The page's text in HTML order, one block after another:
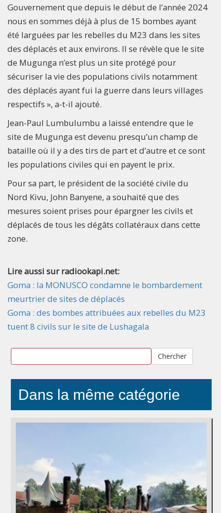
Gouvernement que depuis le début de l’année 2024
nous en sommes déjà à plus de 15 bombes ayant
été larguées par les rebelles du M23 dans les sites
des déplacés et aux environs. Il se révèle que le site
de Mugunga n’est plus un site protégé pour
sécuriser la vie des populations civils notamment
des déplacés ayant fui la guerre dans leurs villages
respectifs », a-t-il ajouté.
Jean-Paul Lumbulumbu a laissé entendre que le
site de Mugunga est devenu presqu’un champ de
bataille où il y a des tirs de part et d’autre et ce sont
les populations civiles qui en payent le prix.
Pour sa part, le président de la société civile du
Nord Kivu, John Banyene, a souhaité que des
mesures soient prises pour épargner les civils et
déplacés de tous les dégâts collatéraux dans cette
zone.
Lire aussi sur radiookapi.net:
Goma : la MONUSCO condamne le bombardement
meurtrier de sites de déplacés
Goma : des bombes attribuées aux rebelles du M23
tuent 8 civils sur le site de Lushagala
Chercher
Dans la même catégorie